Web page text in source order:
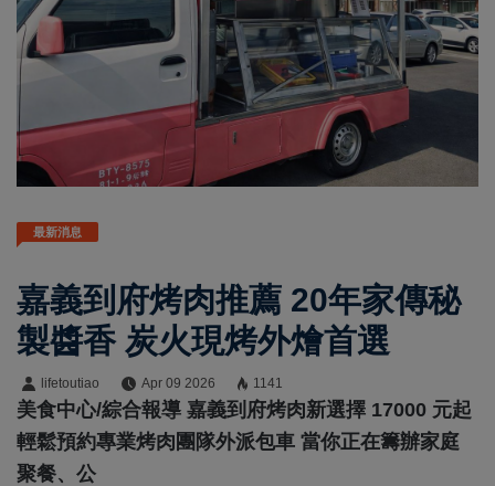
最新消息
嘉義到府烤肉推薦 20年家傳秘
製醬香 炭火現烤外燴首選
lifetoutiao Apr 09 2026 1141
美食中心/綜合報導 嘉義到府烤肉新選擇 17000 元起
輕鬆預約專業烤肉團隊外派包車 當你正在籌辦家庭
聚餐、公